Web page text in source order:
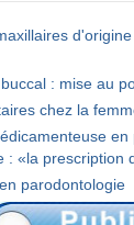
: mise au
chez la
: «la prescription
parodontologie